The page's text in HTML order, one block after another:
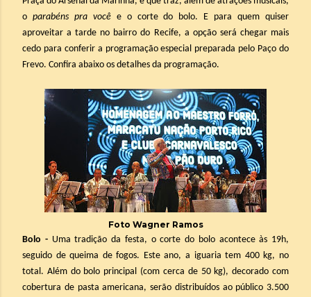
o parabéns pra vocêe o corte do bolo. E para quem quiser
aproveitar a tarde no bairro do Recife, a opção será chegar mais
cedo para conferir a programação especial preparada pelo Paço do
Frevo. Confira abaixo os detalhes da programação.
Foto Wagner Ramos
Bolo - Uma tradição da festa, o corte do bolo acontece às 19h,
seguido de queima de fogos. Este ano, a iguaria tem 400 kg, no
total. Além do bolo principal (com cerca de 50 kg), decorado com
cobertura de pasta americana, serão distribuídos ao público 3.500